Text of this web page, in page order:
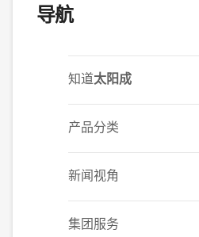
导航
知道太阳成
产品分类
新闻视角
集团服务